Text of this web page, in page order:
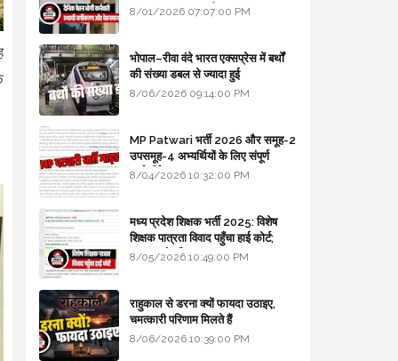
सरकार का बड़ा स्पष्टीकरण
8/01/2026 07:07:00 PM
भोपाल–रीवा वंदे भारत एक्सप्रेस में बर्थों
की संख्या डबल से ज्यादा हुई
8/06/2026 09:14:00 PM
MP Patwari भर्ती 2026 और समूह-2
उपसमूह-4 अभ्यर्थियों के लिए संपूर्ण
मार्गदर्शिका
8/04/2026 10:32:00 PM
मध्य प्रदेश शिक्षक भर्ती 2025: विशेष
शिक्षक पात्रता विवाद पहुँचा हाई कोर्ट;
सरकार से माँगा जवाब
8/05/2026 10:49:00 PM
राहुकाल से डरना क्यों फायदा उठाइए,
चमत्कारी परिणाम मिलते हैं
8/06/2026 10:39:00 PM